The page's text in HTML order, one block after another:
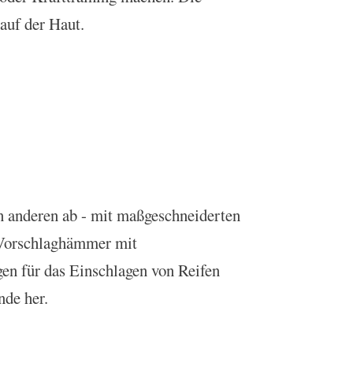
der Haut.
ab - mit maßgeschneiderten
mit
für das Einschlagen von Reifen
her.